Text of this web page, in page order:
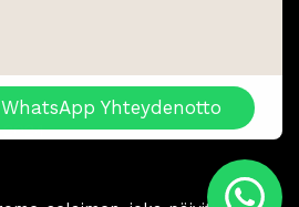
WhatsApp Yhteydenotto